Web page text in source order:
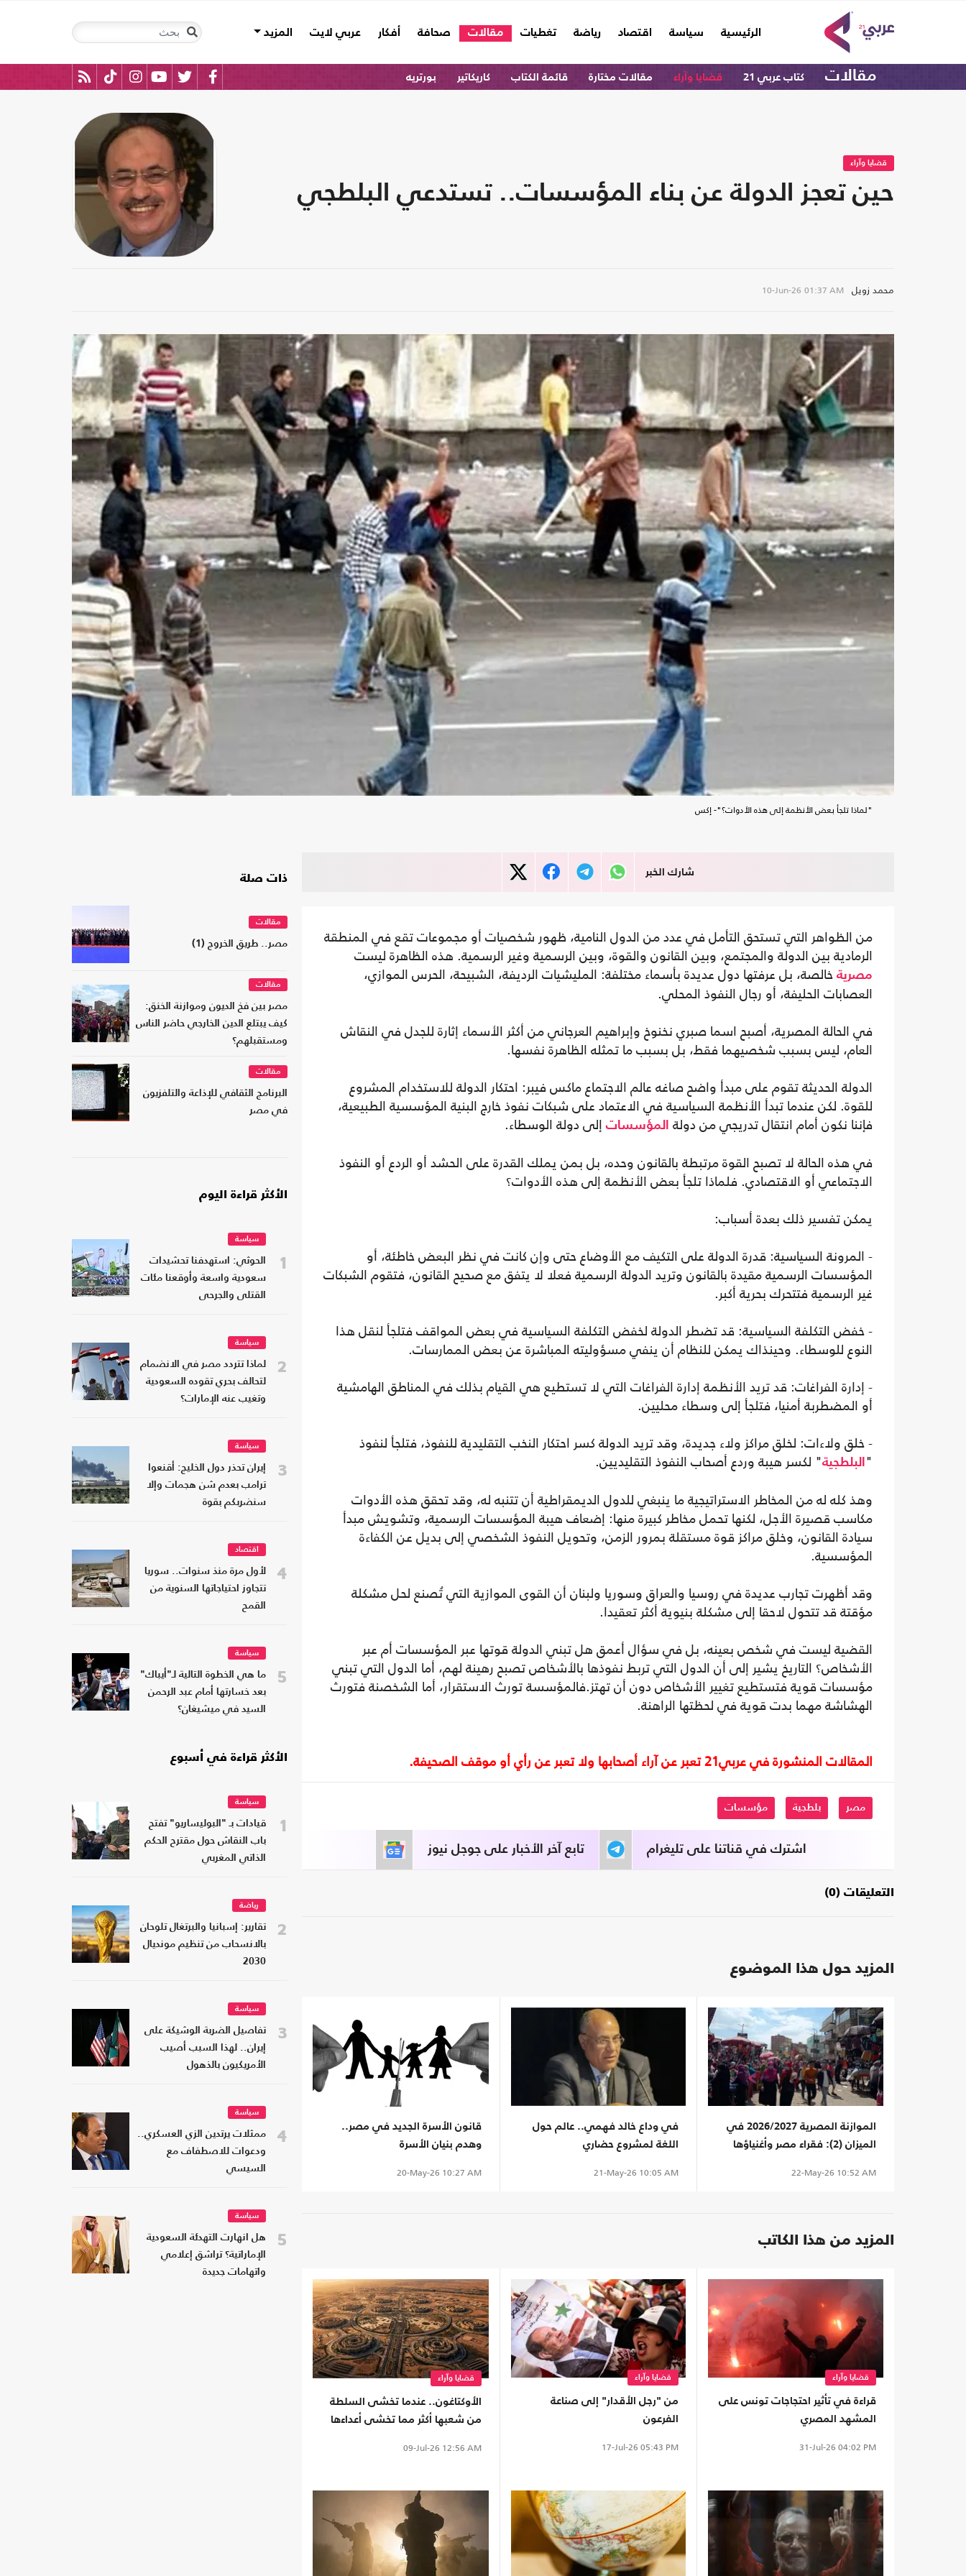
الرئيسية
(current) سياسة اقتصاد رياضة تغطيات مقالات صحافة أفكار عربي لايت المزيد
مقالات كتاب عربي 21 قضايا وآراء مقالات مختارة قائمة الكتاب كاريكاتير بورتريه
قضايا وآراء
حين تعجز الدولة عن بناء المؤسسات.. تستدعي البلطجي
محمد زويل 10-Jun-26 01:37 AM
"لماذا تلجأ بعض الأنظمة إلى هذه الأدوات؟"- إكس
شارك الخبر
من الظواهر التي تستحق التأمل في عدد من الدول النامية، ظهور شخصيات أو مجموعات تقع في المنطقة
الرمادية بين الدولة والمجتمع، وبين القانون والقوة، وبين الرسمية وغير الرسمية. هذه الظاهرة ليست
مصرية خالصة، بل عرفتها دول عديدة بأسماء مختلفة: المليشيات الرديفة، الشبيحة، الحرس الموازي،
العصابات الحليفة، أو رجال النفوذ المحلي.
في الحالة المصرية، أصبح اسما صبري نخنوخ وإبراهيم العرجاني من أكثر الأسماء إثارة للجدل في النقاش
العام، ليس بسبب شخصيهما فقط، بل بسبب ما تمثله الظاهرة نفسها.
الدولة الحديثة تقوم على مبدأ واضح صاغه عالم الاجتماع ماكس فيبر: احتكار الدولة للاستخدام المشروع
للقوة. لكن عندما تبدأ الأنظمة السياسية في الاعتماد على شبكات نفوذ خارج البنية المؤسسية الطبيعية،
فإننا نكون أمام انتقال تدريجي من دولة
المؤسسات إلى دولة الوسطاء.
في هذه الحالة لا تصبح القوة مرتبطة بالقانون وحده، بل بمن يملك القدرة على الحشد أو الردع أو النفوذ
الاجتماعي أو الاقتصادي. فلماذا تلجأ بعض الأنظمة إلى هذه الأدوات؟
يمكن تفسير ذلك بعدة أسباب:
- المرونة السياسية: قدرة الدولة على التكيف مع الأوضاع حتى وإن كانت في نظر البعض خاطئة، أو
المؤسسات الرسمية مقيدة بالقانون وتريد الدولة الرسمية فعلا لا يتفق مع صحيح القانون، فتقوم الشبكات
غير الرسمية فتتحرك بحرية أكبر.
- خفض التكلفة السياسية: قد تضطر الدولة لخفض التكلفة السياسية في بعض المواقف فتلجأ لنقل هذا
النوع للوسطاء. وحينذاك يمكن للنظام أن ينفي مسؤوليته المباشرة عن بعض الممارسات.
- إدارة الفراغات: قد تريد الأنظمة إدارة الفراغات التي لا تستطيع هي القيام بذلك في المناطق الهامشية
أو المضطربة أمنيا، فتلجأ إلى وسطاء محليين.
- خلق ولاءات: لخلق مراكز ولاء جديدة، وقد تريد الدولة كسر احتكار النخب التقليدية للنفوذ، فتلجأ لنفوذ
" البلطجية" لكسر هيبة وردع أصحاب النفوذ التقليديين.
وهذ كله له من المخاطر الاستراتيجية ما ينبغي للدول الديمقراطية أن تتنبه له، وقد تحقق هذه الأدوات
مكاسب قصيرة الأجل، لكنها تحمل مخاطر كبيرة منها: إضعاف هيبة المؤسسات الرسمية، وتشويش مبدأ
سيادة القانون، وخلق مراكز قوة مستقلة بمرور الزمن، وتحويل النفوذ الشخصي إلى بديل عن الكفاءة
المؤسسية.
وقد أظهرت تجارب عديدة في روسيا والعراق وسوريا ولبنان أن القوى الموازية التي تُصنع لحل مشكلة
مؤقتة قد تتحول لاحقا إلى مشكلة بنيوية أكثر تعقيدا.
القضية ليست في شخص بعينه، بل في سؤال أعمق هل تبني الدولة قوتها عبر المؤسسات أم عبر
الأشخاص؟ التاريخ يشير إلى أن الدول التي تربط نفوذها بالأشخاص تصبح رهينة لهم، أما الدول التي تبني
مؤسسات قوية فتستطيع تغيير الأشخاص دون أن تهتز.فالمؤسسة تورث الاستقرار، أما الشخصنة فتورث
الهشاشة مهما بدت قوية في لحظتها الراهنة.
المقالات المنشورة في عربي21 تعبر عن آراء أصحابها ولا تعبر عن رأي أو موقف الصحيفة.
مصر بلطجية مؤسسات
تابع آخر الأخبار على جوجل نيوز اشترك في قناتنا على تليغرام
التعليقات (0)
المزيد حول هذا الموضوع
الموازنة المصرية 2026/2027 في
الميزان (2): فقراء مصر وأغنياؤها
22-May-26 10:52 AM
في وداع خالد فهمي.. عالم حول
اللغة لمشروع حضاري
21-May-26 10:05 AM
قانون الأسرة الجديد في مصر..
وهدم بنيان الأسرة
20-May-26 10:27 AM
المزيد من هذا الكاتب
قضايا وآراء
قراءة في تأثير احتجاجات تونس على
المشهد المصري
31-Jul-26 04:02 PM
قضايا وآراء
من "رجل الأقدار" إلى صناعة
الفرعون
17-Jul-26 05:43 PM
قضايا وآراء
الأوكتاغون.. عندما تخشى السلطة
من شعبها أكثر مما تخشى أعداءها
09-Jul-26 12:56 AM
ذات صلة
مقالات
مصر.. طريق الخروج (1)
مقالات
مصر بين فخ الديون وموازنة الخنق:
كيف يبتلع الدين الخارجي حاضر الناس
ومستقبلهم؟
مقالات
البرنامج الثقافي للإذاعة والتلفزيون
في مصر
الأكثر قراءة اليوم
1
سياسة
الحوثي: استهدفنا تحشيدات
سعودية واسعة وأوقعنا مئات
القتلى والجرحى
2
سياسة
لماذا تتردد مصر في الانضمام
لتحالف بحري تقوده السعودية
وتغيب عنه الإمارات؟
3
سياسة
إيران تحذر دول الخليج: أقنعوا
ترامب بعدم شن هجمات وإلا
سنضربكم بقوة
4
اقتصاد
لأول مرة منذ سنوات.. سوريا
تتجاوز احتياجاتها السنوية من
القمح
5
سياسة
ما هي الخطوة التالية لـ"أيباك"
بعد خسارتها أمام عبد الرحمن
السيد في ميشيغان؟
الأكثر قراءة في أسبوع
1
سياسة
قيادات بـ "البوليساريو" تفتح
باب النقاش حول مقترح الحكم
الذاتي المغربي
2
رياضة
تقارير: إسبانيا والبرتغال تلوحان
بالانسحاب من تنظيم مونديال
2030
3
سياسة
تفاصيل الضربة الوشيكة على
إيران.. لهذا السبب أصيب
الأمريكيون بالذهول
4
سياسة
ممثلات يرتدين الزي العسكري..
ودعوات للاصطفاف مع
السيسي
5
سياسة
هل انهارت التهدئة السعودية
الإماراتية؟ تراشق إعلامي
واتهامات جديدة